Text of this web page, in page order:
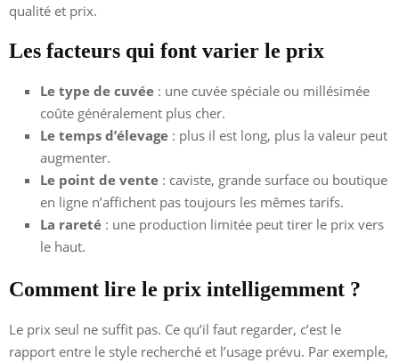
qualité et prix.
Les facteurs qui font varier le prix
Le type de cuvée : une cuvée spéciale ou millésimée
coûte généralement plus cher.
Le temps d’élevage : plus il est long, plus la valeur peut
augmenter.
Le point de vente : caviste, grande surface ou boutique
en ligne n’affichent pas toujours les mêmes tarifs.
La rareté : une production limitée peut tirer le prix vers
le haut.
Comment lire le prix intelligemment ?
Le prix seul ne suffit pas. Ce qu’il faut regarder, c’est le
rapport entre le style recherché et l’usage prévu. Par exemple,